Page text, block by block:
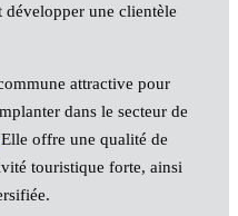
développer une clientèle
attractive pour
dans le secteur de
offre une qualité de
touristique forte, ainsi